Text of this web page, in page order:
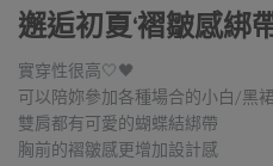
邂逅初夏‘褶皺感綁
實穿性很高🤍🖤
可以陪妳參加各種場合的小白/黑裙
雙肩都有可愛的蝴蝶結綁帶
胸前的褶皺感更增加設計感